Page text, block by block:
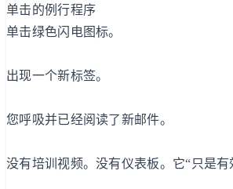
单击的例行程序
单击绿色闪电图标。
出现一个新标签。
您呼吸并已经阅读了新邮件。
没有培训视频。没有仪表板。它“只是有